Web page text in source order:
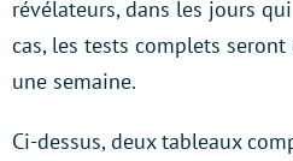
révélateurs, dans les jours
cas, les tests complets
une semaine.
Ci-dessus, deux tableaux